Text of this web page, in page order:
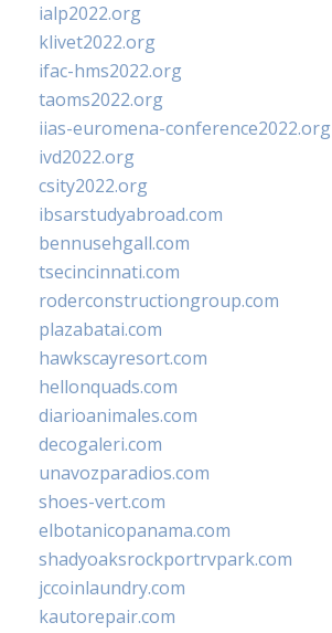
ialp2022.org
klivet2022.org
ifac-hms2022.org
taoms2022.org
iias-euromena-conference2022.org
ivd2022.org
csity2022.org
ibsarstudyabroad.com
bennusehgall.com
tsecincinnati.com
roderconstructiongroup.com
plazabatai.com
hawkscayresort.com
hellonquads.com
diarioanimales.com
decogaleri.com
unavozparadios.com
shoes-vert.com
elbotanicopanama.com
shadyoaksrockportrvpark.com
jccoinlaundry.com
kautorepair.com